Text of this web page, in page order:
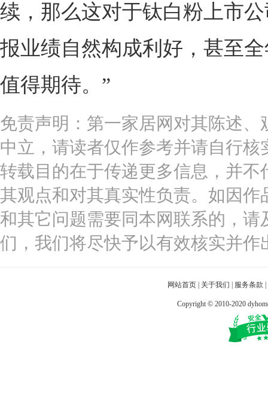
续，那么这对于钛白粉上市
报业绩自然构成利好，甚至
值得期待。”
免责声明：第一家居网对其陈述、
中立，请读者仅作参考并请自行核
转载目的在于传递更多信息，并不
其观点和对其真实性负责。如因作
和其它问题需要同本网联系的，请
们，我们将尽快予以有效核实并作
网站首页 关于我们 服务条款
Copyright © 2010-2020